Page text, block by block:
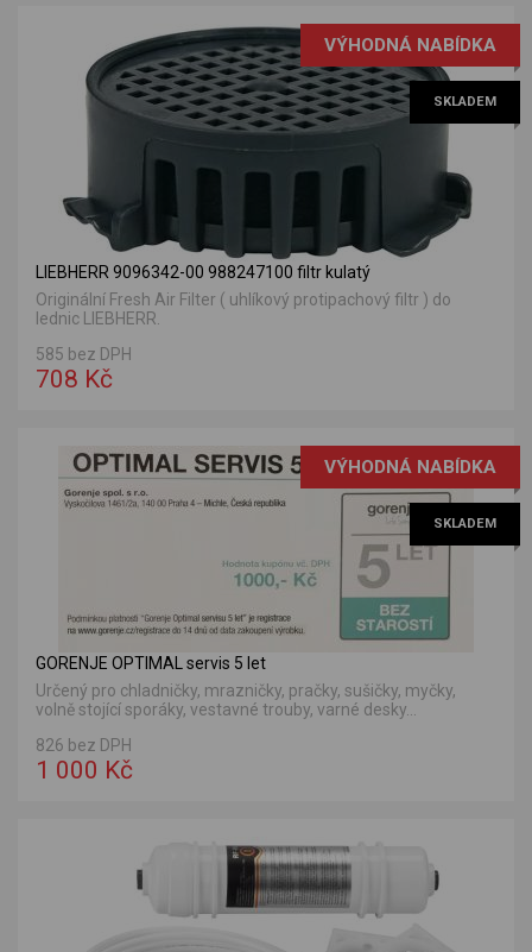
VÝHODNÁ NABÍDKA
SKLADEM
LIEBHERR 9096342-00 988247100 filtr kulatý
Originální Fresh Air Filter ( uhlíkový protipachový filtr ) do
lednic LIEBHERR.
585 bez DPH
708 Kč
VÝHODNÁ NABÍDKA
SKLADEM
GORENJE OPTIMAL servis 5 let
Určený pro chladničky, mrazničky, pračky, sušičky, myčky,
volně stojící sporáky, vestavné trouby, varné desky...
826 bez DPH
1 000 Kč